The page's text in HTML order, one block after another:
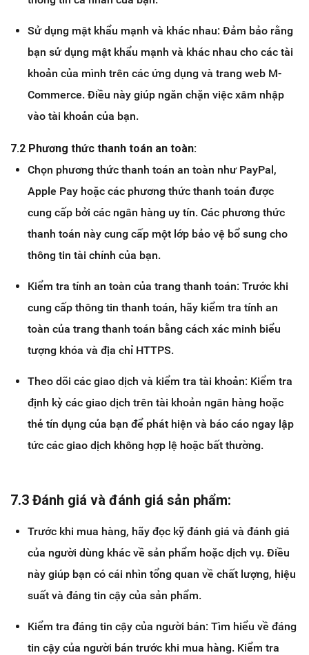
Sử dụng mật khẩu mạnh và khác nhau: Đảm bảo rằng
bạn sử dụng mật khẩu mạnh và khác nhau cho các tài
khoản của mình trên các ứng dụng và trang web M-
Commerce. Điều này giúp ngăn chặn việc xâm nhập
vào tài khoản của bạn.
7.2 Phương thức thanh toán an toàn:
Chọn phương thức thanh toán an toàn như PayPal,
Apple Pay hoặc các phương thức thanh toán được
cung cấp bởi các ngân hàng uy tín. Các phương thức
thanh toán này cung cấp một lớp bảo vệ bổ sung cho
thông tin tài chính của bạn.
Kiểm tra tính an toàn của trang thanh toán: Trước khi
cung cấp thông tin thanh toán, hãy kiểm tra tính an
toàn của trang thanh toán bằng cách xác minh biểu
tượng khóa và địa chỉ HTTPS.
Theo dõi các giao dịch và kiểm tra tài khoản: Kiểm tra
định kỳ các giao dịch trên tài khoản ngân hàng hoặc
thẻ tín dụng của bạn để phát hiện và báo cáo ngay lập
tức các giao dịch không hợp lệ hoặc bất thường.
7.3 Đánh giá và đánh giá sản phẩm:
Trước khi mua hàng, hãy đọc kỹ đánh giá và đánh giá
của người dùng khác về sản phẩm hoặc dịch vụ. Điều
này giúp bạn có cái nhìn tổng quan về chất lượng, hiệu
suất và đáng tin cậy của sản phẩm.
Kiểm tra đáng tin cậy của người bán: Tìm hiểu về đáng
tin cậy của người bán trước khi mua hàng. Kiểm tra